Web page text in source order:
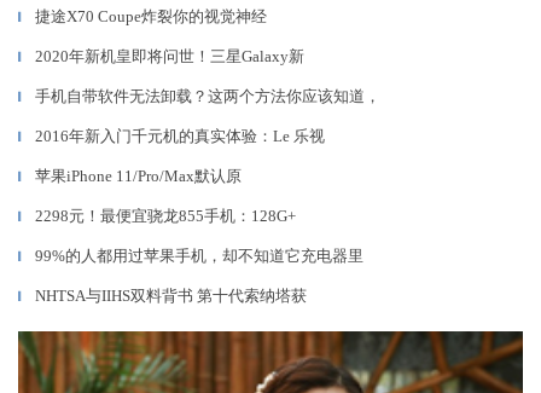
▎ 捷途X70 Coupe炸裂你的视觉神经
▎ 2020年新机皇即将问世！三星Galaxy新
▎ 手机自带软件无法卸载？这两个方法你应该知道，
▎ 2016年新入门千元机的真实体验：Le 乐视
▎ 苹果iPhone 11/Pro/Max默认原
▎ 2298元！最便宜骁龙855手机：128G+
▎ 99%的人都用过苹果手机，却不知道它充电器里
▎ NHTSA与IIHS双料背书 第十代索纳塔获